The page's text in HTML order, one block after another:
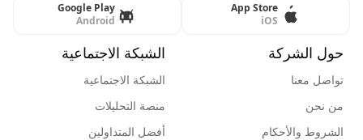
App Store
iOS
Google Play
Android
حول الشركة
تواصل معنا
من نحن
الشروط والأحكام
الشبكة الاجتماعية
الشبكة الاجتماعية
منصة التحليلات
أفضل المتداولين